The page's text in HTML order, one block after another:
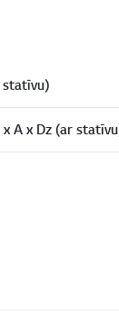
statīvu)
x A x Dz (ar